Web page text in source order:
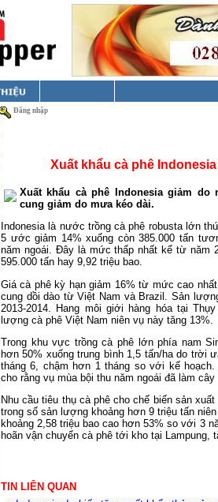
Đăng nhập
Xuất khẩu cà phê
Xuất khẩu cà phê Indonesiagiảm do
cung giảm do mưa kéo dài.
Indonesialà nước trồng cà phê robusta lớn
5 ước giảm 14% xuống còn 385.000 tấn
năm ngoái. Đây là mức thấp nhất kể từ năm
595.000 tấn hay 9,92 triệu bao.
Giá cà phê kỳ hạn giảm 16% từ mức cao
cung dồi dào từ Việt Nam và Brazil . Sản
2013-2014. Hang môi giới hàng hóa tại
lượng cà phê Việt Nam niên vụ này tăng 13%.
Trong khu vực trồng cà phê lớn phía nam
hơn 50% xuống trung bình 1,5 tấn/ha do trời
tháng 6, chậm hơn 1 tháng so với kế
cho rằng vụ mùa bội thu năm ngoái đã làm
Nhu cầu tiêu thụ cà phê cho chế biến sản
trong số sản lượng khoảng hơn 9 triệu tấn
khoảng 2,58 triệu bao cao hơn 53% so với 3
hoãn vận chuyển cà phê tới kho tại
TIN LIÊN QUAN